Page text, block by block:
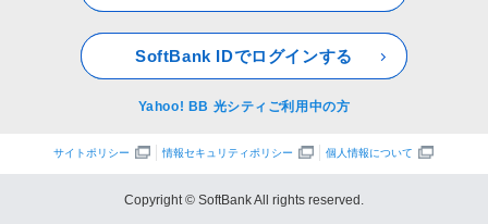
SoftBank IDでログインする
Yahoo! BB 光シティご利用中の方
サイトポリシー 情報セキュリティポリシー 個人情報について
Copyright © SoftBank All rights reserved.